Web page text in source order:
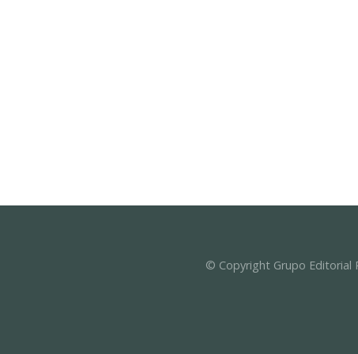
© Copyright Grupo Editorial